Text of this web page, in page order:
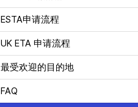
ESTA申请流程
UK ETA 申请流程
最受欢迎的目的地
FAQ